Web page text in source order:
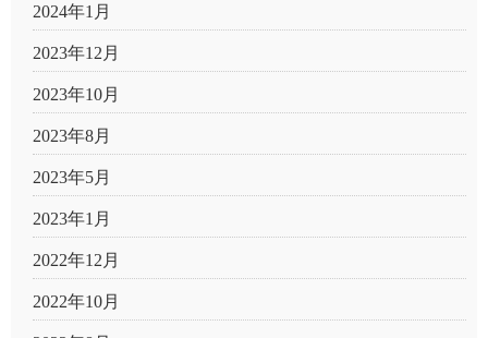
2024年1月
2023年12月
2023年10月
2023年8月
2023年5月
2023年1月
2022年12月
2022年10月